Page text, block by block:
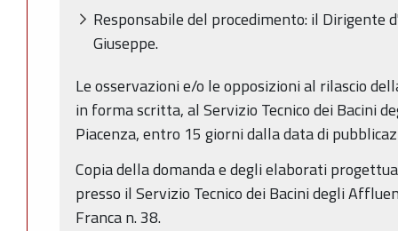
Responsabile del procedimento: il Dirigente
Giuseppe.
Le osservazioni e/o le opposizioni al rilascio
in forma scritta, al Servizio Tecnico dei Bacini
Piacenza, entro 15 giorni dalla data di
Copia della domanda e degli elaborati
presso il Servizio Tecnico dei Bacini degli
Franca n. 38.